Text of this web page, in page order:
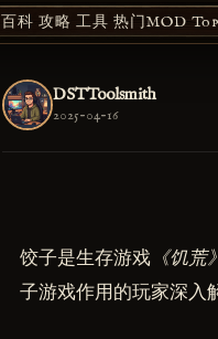
百科 攻略 工具 热门MOD
DSTToolsmith
2025-04-16
饺子是生存游戏 《饥荒》
子游戏作用的玩家深入